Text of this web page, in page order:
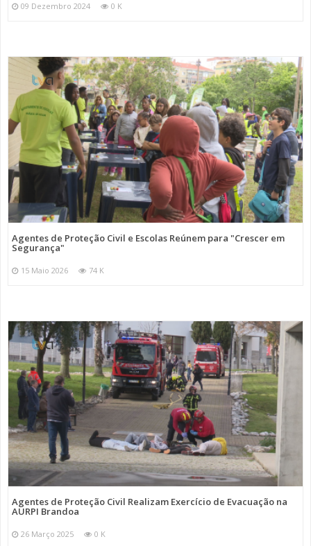
09 Dezembro 2024 0 K
Agentes de Proteção Civil e Escolas Reúnem para "Crescer em
Segurança"
15 Maio 2026 74 K
Agentes de Proteção Civil Realizam Exercício de Evacuação na
AURPI Brandoa
26 Março 2025 0 K